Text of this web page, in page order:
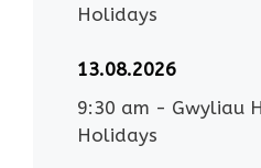
Holidays
13.08.2026
9:30 am - Gwyliau
Holidays